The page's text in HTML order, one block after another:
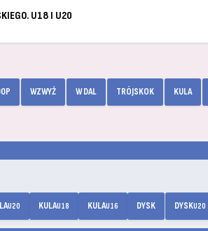
U18 I U20
WZWYŻ W DAL TRÓJSKOK KULA
U20 KULAU18 KULAU16 DYSK DYSKU20